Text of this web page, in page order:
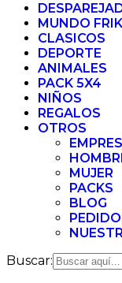
MUNDO
CLASICOS
DEPORTE
ANIMALES
PACK 5X4
NIÑOS
REGALOS
OTROS
MUJER
PACKS
BLOG
Buscar: